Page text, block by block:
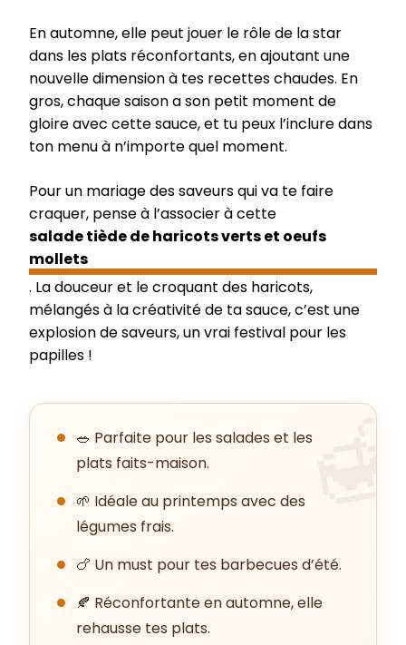
En automne, elle peut jouer le rôle de la star
dans les plats réconfortants, en ajoutant une
nouvelle dimension à tes recettes chaudes. En
gros, chaque saison a son petit moment de
gloire avec cette sauce, et tu peux l’inclure dans
ton menu à n’importe quel moment.
Pour un mariage des saveurs qui va te faire
craquer, pense à l’associer à cette
salade tiède de haricots verts et oeufs
mollets
. La douceur et le croquant des haricots,
mélangés à la créativité de ta sauce, c’est une
explosion de saveurs, un vrai festival pour les
papilles !
🥗 Parfaite pour les salades et les
plats faits-maison.
🌱 Idéale au printemps avec des
légumes frais.
🍗 Un must pour tes barbecues d’été.
🍂 Réconfortante en automne, elle
rehausse tes plats.